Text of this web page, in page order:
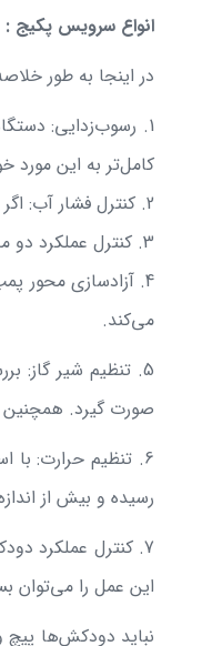
انواع سرویس پکیج :
در اینجا به طور
1. رسوب‌زدایی:
کامل‌تر به این مورد
2. کنترل فشار آب: اگر فشار آب وارد شده به دستگاه زیاد و یا کم باشد به مرور زمان ممکن است به دستگاه آسیب وارد شود. بنابراین، کنترل شیرهای آب مهم است.
3. کنترل عملکرد دو مدار گرمایشی و بهداشتی: با بررسی و دقت از روند مناسب این دو مدار مطمئن شوید.
4. آزادسازی محور
می‌کند.
5. تنظیم شیر
صورت گیرد. همچنین
6. تنظیم حرارت: با
رسیده و بیش از
7. کنترل عملکرد
این عمل را می‌توان
نباید دودکش‌ها